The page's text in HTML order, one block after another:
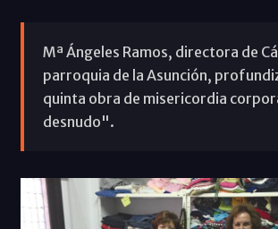
Mª Ángeles Ramos, directora de
parroquia de la Asunción,
quinta obra de misericordia
desnudo".